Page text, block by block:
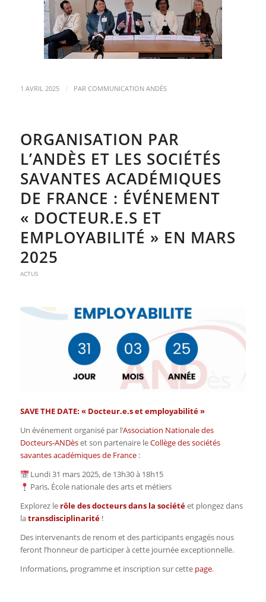
1 AVRIL 2025 / PAR COMMUNICATION ANDÈS
ORGANISATION PAR
L’ANDÈS ET LES SOCIÉTÉS
SAVANTES ACADÉMIQUES
DE FRANCE : ÉVÉNEMENT
« DOCTEUR.E.S ET
EMPLOYABILITÉ » EN MARS
2025
ACTUS
SAVE THE DATE: « Docteur.e.s et employabilité »
Un événement organisé par l’Association Nationale des
Docteurs-ANDèset son partenaire leCollège des sociétés
savantes académiques de France:
Lundi 31 mars 2025, de 13h30 à 18h15
Paris, École nationale des arts et métiers
Explorez le rôle des docteurs dans la sociétéet plongez dans
latransdisciplinarité!
Des intervenants de renom et des participants engagés nous
feront l’honneur de participer à cette journée exceptionnelle.
Informations, programme et inscription sur cette page.